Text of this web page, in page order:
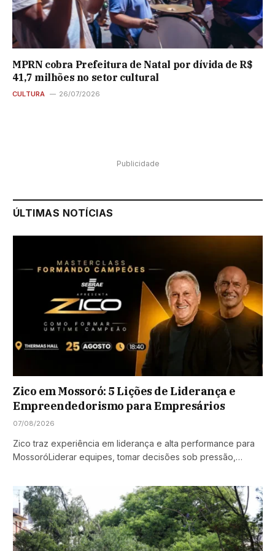
MPRN cobra Prefeitura de Natal por dívida de R$
41,7 milhões no setor cultural
CULTURA 26/07/2026
Publicidade
ÚLTIMAS NOTÍCIAS
Zico em Mossoró: 5 Lições de Liderança e
Empreendedorismo para Empresários
07/08/2026
Zico traz experiência em liderança e alta performance para
MossoróLiderar equipes, tomar decisões sob pressão,…